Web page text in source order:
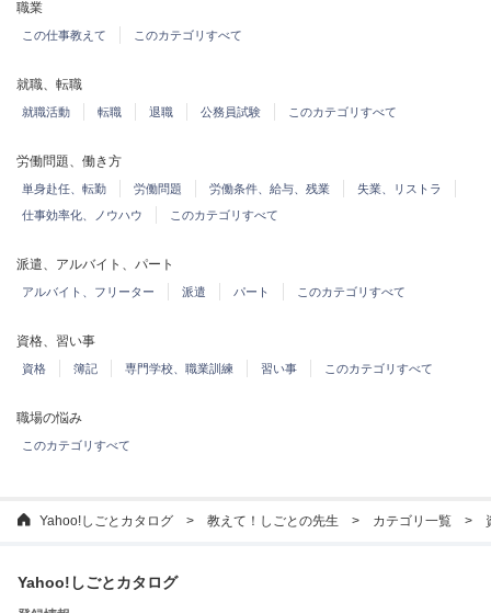
職業
この仕事教えて このカテゴリすべて
就職、転職
就職活動 転職 退職 公務員試験 このカテゴリすべて
労働問題、働き方
単身赴任、転勤 労働問題 労働条件、給与、残業
失業、リストラ
仕事効率化、ノウハウ
このカテゴリすべて
派遣、アルバイト、パート
アルバイト、フリーター 派遣 パート このカテゴリすべて
資格、習い事
資格 簿記 専門学校、職業訓練 習い事 このカテゴリすべて
職場の悩み
このカテゴリすべて
Yahoo!しごとカタログ 教えて！しごとの先生 カテゴリ一覧
Yahoo!しごとカタログ